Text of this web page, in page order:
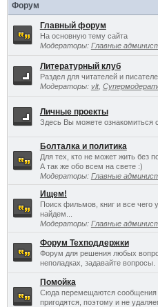
Форум
Главный форум
На основную тему сайта
Модераторы: Главные
Литературный клуб
Раздел для читателей и
Модераторы: vlt,
Личные проекты
Здесь Вы можете ознакомиться
Болталка и политика
Для тех, кто не может жить без
А так же обо всем на свете :)
Модераторы: Главные
Ищем!
Поиск фильмов, книг и все чего
найдем...
Модераторы: Главные
Форум Техподдержки
Форум для решения любых
неполадках, задавайте вопросы.
Помойка
Сюда перемещаются сообщения
пригодятся, поэтому и не